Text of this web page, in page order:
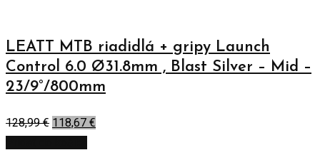
LEATT MTB riadidlá + gripy Launch
Control 6.0 Ø31.8mm , Blast Silver – Mid –
23/9°/800mm
128,99€ 118,67 €